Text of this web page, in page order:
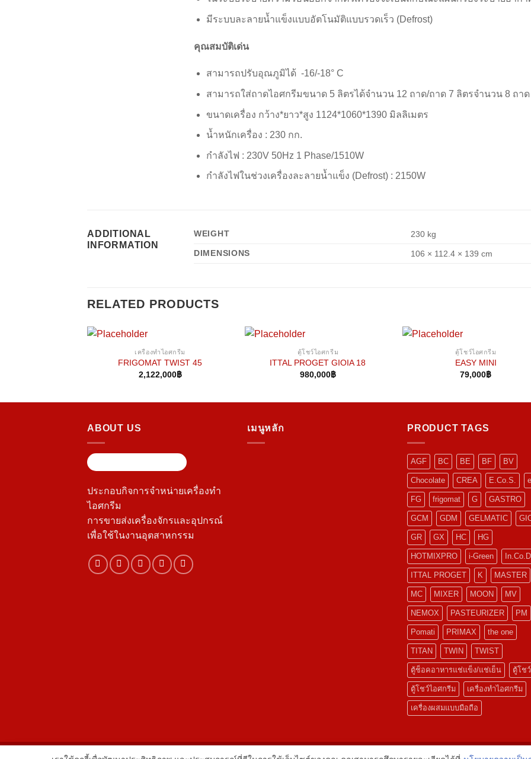
มีระบบละลายน้ำแข็งแบบอัตโนมัติแบบรวดเร็ว (Defrost)
คุณสมบัติเด่น
สามารถปรับอุณภูมิได้ -16/-18° C
สามารถใส่ถาดไอศกรีมขนาด 5 ลิตรได้จำนวน 12 ถาด/ถาด 7 ลิตรจำนวน 8 ถาด
ขนาดเครื่อง กว้าง*ยาว*สูง 1124*1060*1390 มิลลิเมตร
น้ำหนักเครื่อง : 230 กก.
กำลังไฟ : 230V 50Hz 1 Phase/1510W
กำลังไฟในช่วงเครื่องละลายน้ำแข็ง (Defrost) : 2150W
ADDITIONAL
INFORMATION
WEIGHT
230 kg
DIMENSIONS
106 × 112.4 × 139 cm
RELATED PRODUCTS
เครื่องทำไอศกรีม
FRIGOMAT TWIST 45
2,122,000฿
ตู้โชว์ไอศกรีม
ITTAL PROGET GIOIA 18
980,000฿
ตู้โชว์ไอศกรีม
EASY MINI
79,000฿
ABOUT US
ประกอบกิจการจำหน่ายเครื่องทำ
ไอศกรีม
การขายส่งเครื่องจักรและอุปกรณ์
เพื่อใช้ในงานอุตสาหกรรม
เมนูหลัก PRODUCT TAGS
AGF BC BE BF BV
Chocolate CREA E.Co.S.
FG frigomat G GASTRO
GCM GDM GELMATIC
GR GX HC HG
HOTMIXPRO i-Green
ITTAL PROGET K MASTER
MC MIXER MOON MV
NEMOX PASTEURIZER PM
Pomati PRIMAX the one
TITAN TWIN TWIST
ตู้ช็อคอาหารแช่แข็ง/แช่เย็น ตู้โชว์
ตู้โชว์ไอศกรีม เครื่องทำไอศกรีม
เครื่องผสมแบบมือถือ
Copyright 2026 ©